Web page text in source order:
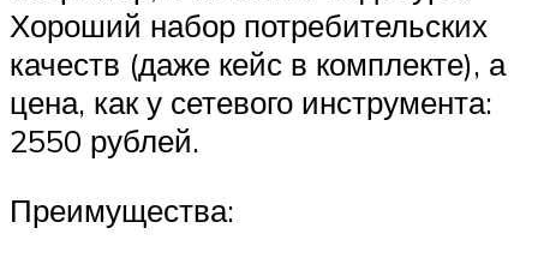
Хороший набор потребительских
качеств (даже кейс в комплекте), а
цена, как у сетевого инструмента:
2550 рублей.
Преимущества: